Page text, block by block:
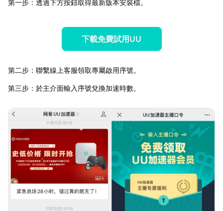
第一步：透過下方按鈕取得最新版本安裝檔。
下載免費試用UU
第二步：聯繫線上客服領取專屬啟用序號。
第三步：於主介面輸入序號兌換加速時數。